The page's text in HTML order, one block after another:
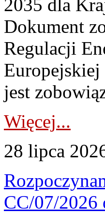
2035 dla
Dokument
Regulacji
Europejskiej
jest
Więcej...
28 lipca
CC/07/2026